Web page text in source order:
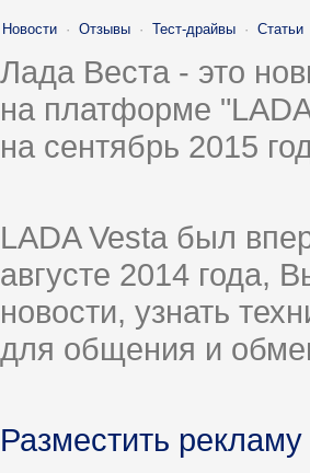
Новости · Отзывы · Тест-драйвы · Статьи
Лада Веста - это
на платформе
на сентябрь 2015
LADA Vesta был
августе 2014 года,
новости, узнать
для общения и
Разместить